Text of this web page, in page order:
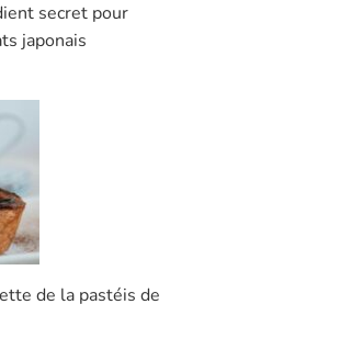
secret pour
japonais
de la pastéis de